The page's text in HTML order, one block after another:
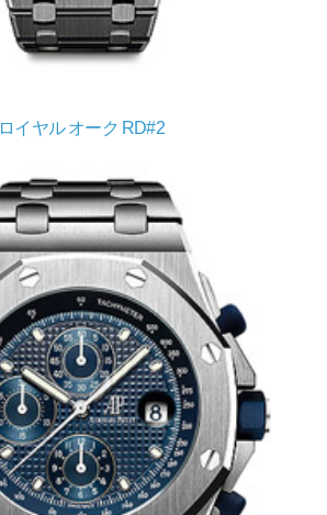
ロイヤル オーク RD#2